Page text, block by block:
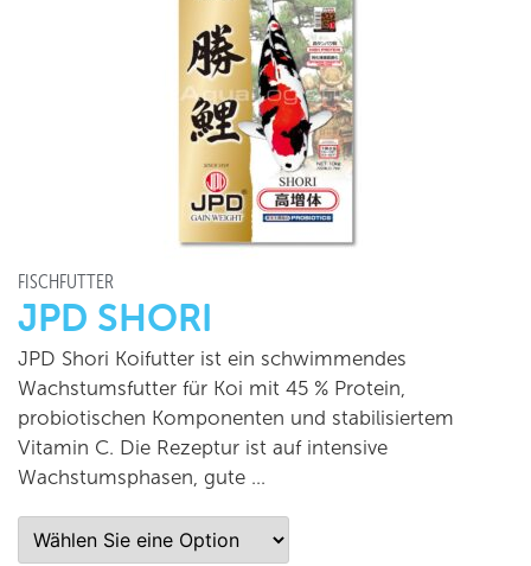
FISCHFUTTER
JPD SHORI
JPD Shori Koifutter ist ein schwimmendes
Wachstumsfutter für Koi mit 45 % Protein,
probiotischen Komponenten und stabilisiertem
Vitamin C. Die Rezeptur ist auf intensive
Wachstumsphasen, gute …